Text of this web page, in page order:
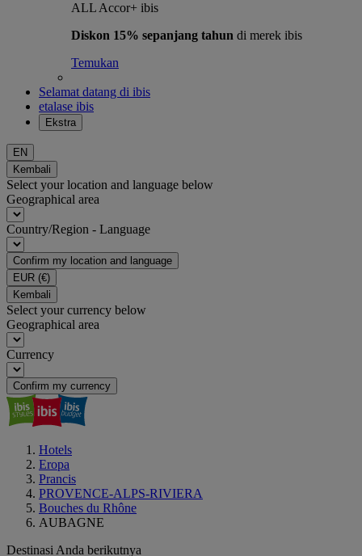
ALL Accor+ ibis
Diskon 15% sepanjang tahun di merek ibis
Temukan
Selamat datang di ibis
etalase ibis
Ekstra
EN
Kembali
Select your location and language below
Geographical area
Country/Region - Language
Confirm my location and language
EUR (€)
Kembali
Select your currency below
Geographical area
Currency
Confirm my currency
Hotels
Eropa
Prancis
PROVENCE-ALPS-RIVIERA
Bouches du Rhône
AUBAGNE
Destinasi Anda berikutnya